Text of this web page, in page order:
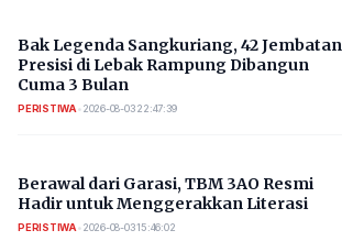
Bak Legenda Sangkuriang, 42 Jembatan
Presisi di Lebak Rampung Dibangun
Cuma 3 Bulan
PERISTIWA• 2026-08-03 22:47:39
Berawal dari Garasi, TBM 3AO Resmi
Hadir untuk Menggerakkan Literasi
PERISTIWA• 2026-08-03 15:46:02